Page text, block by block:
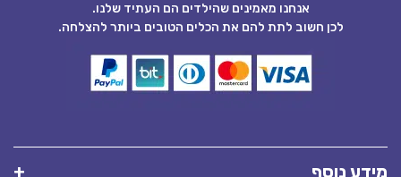
אנחנו מאמינים שהילדים הם העתיד שלנו.
לכן חשוב לתת להם את הכלים הטובים ביותר להצלחה.
מידע נוסף